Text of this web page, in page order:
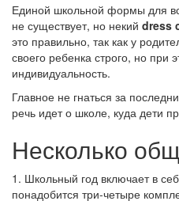
Единой школьной формы для
не существует, но некий dress
это правильно, так как у
своего ребенка строго, но при
индивидуальность.
Главное не гнаться за
речь идет о школе, куда дети
Несколько
1. Школьный год включает в
понадобится три-четыре